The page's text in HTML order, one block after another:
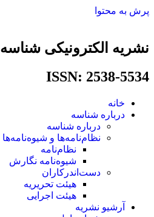
پرش به محتوا
نشریه الکترونیکی شناسه
ISSN: 2538-5534​
خانه
درباره شناسه
درباره شناسه
نظام‌نامه‌ها و شیوه‌نامه‌ها
نظام‌نامه
شیوه‌نامه نگارش
دست‌اندرکاران
هیئت تحریریه
هیئت اجرایی
آرشیو نشریه